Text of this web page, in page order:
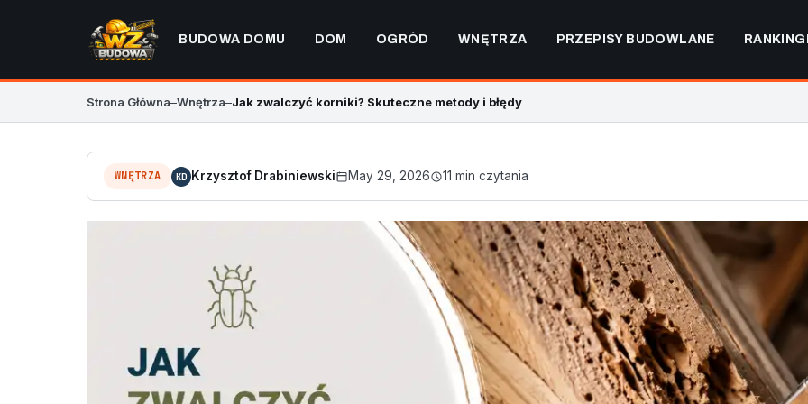
BUDOWA DOMU DOM OGRÓD WNĘTRZA PRZEPISY BUDOWLANE
Strona Główna–Wnętrza–Jak zwalczyć korniki? Skuteczne metody i błędy
WNĘTRZA KD Krzysztof Drabiniewski May 29, 2026 11 min czytania